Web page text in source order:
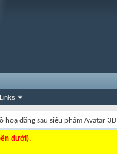
hoạ đằng sau siêu phẩm Avatar 3D
dưới).